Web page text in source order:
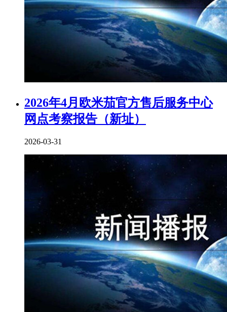
2026年4月欧米茄官方售后服务中心
网点考察报告（新址）
2026-03-31